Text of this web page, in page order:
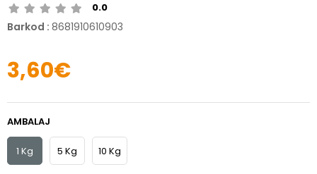
0.0
Barkod : 8681910610903
3,60€
AMBALAJ
1 Kg 5 Kg 10 Kg